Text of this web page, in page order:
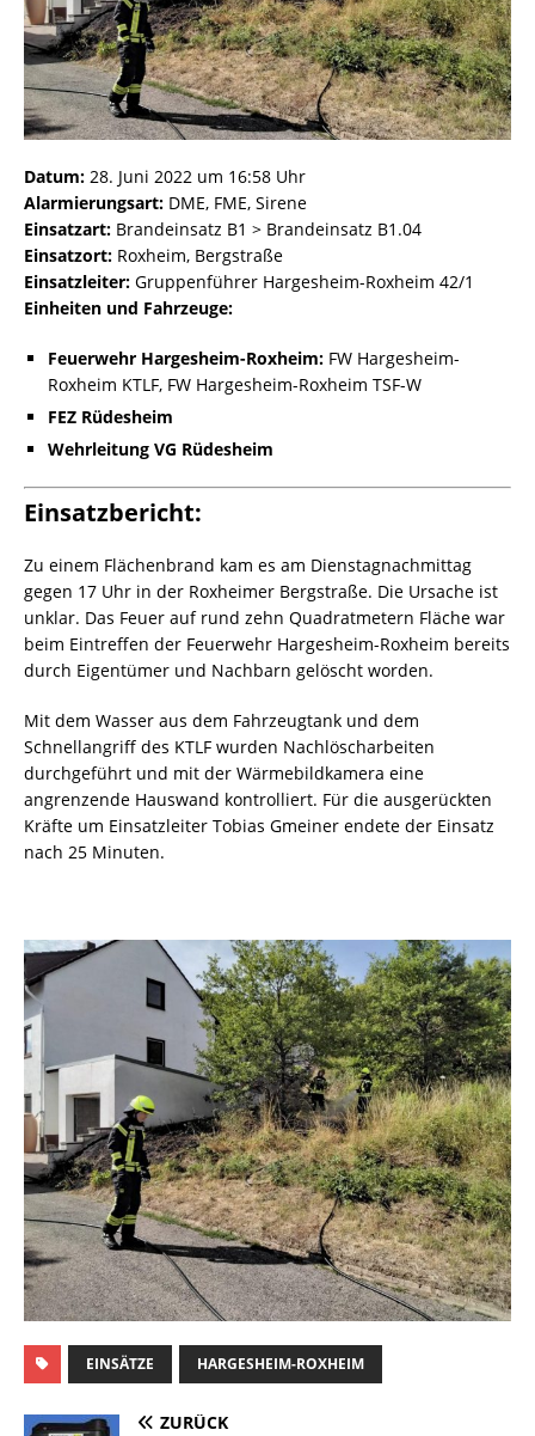
Datum: 28. Juni 2022 um 16:58 Uhr
Alarmierungsart: DME, FME, Sirene
Einsatzart: Brandeinsatz B1 > Brandeinsatz B1.04
Einsatzort: Roxheim, Bergstraße
Einsatzleiter: Gruppenführer Hargesheim-Roxheim 42/1
Einheiten und Fahrzeuge:
Feuerwehr Hargesheim-Roxheim: FW Hargesheim-
Roxheim KTLF, FW Hargesheim-Roxheim TSF-W
FEZ Rüdesheim
Wehrleitung VG Rüdesheim
Einsatzbericht:
Zu einem Flächenbrand kam es am Dienstagnachmittag
gegen 17 Uhr in der Roxheimer Bergstraße. Die Ursache ist
unklar. Das Feuer auf rund zehn Quadratmetern Fläche war
beim Eintreffen der Feuerwehr Hargesheim-Roxheim bereits
durch Eigentümer und Nachbarn gelöscht worden.
Mit dem Wasser aus dem Fahrzeugtank und dem
Schnellangriff des KTLF wurden Nachlöscharbeiten
durchgeführt und mit der Wärmebildkamera eine
angrenzende Hauswand kontrolliert. Für die ausgerückten
Kräfte um Einsatzleiter Tobias Gmeiner endete der Einsatz
nach 25 Minuten.
EINSÄTZE HARGESHEIM-ROXHEIM
ZURÜCK